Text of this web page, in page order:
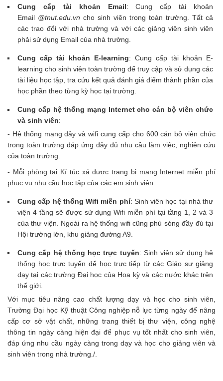
Cung cấp tài khoản Email: Cung cấp tài khoản
Email @tnut.edu.vn cho sinh viên trong toàn trường. Tất cả
các trao đổi với nhà trường và với các giảng viên sinh viên
phải sử dụng Email của nhà trường.
Cung cấp tài khoản E-learning: Cung cấp tài khoản E-
learning cho sinh viên toàn trường để truy cập và sử dụng các
tài liệu học tập, tra cứu kết quả đánh giá điểm thành phần của
học phần theo từng kỳ học tại trường.
Cung cấp hệ thống mạng Internet cho cán bộ viên chức
và sinh viên:
- Hệ thống mạng dây và wifi cung cấp cho 600 cán bộ viên chức
trong toàn trường đáp ứng đây đủ nhu cầu làm việc, nghiên cứu
của toàn trường.
- Mỗi phòng tại Kí túc xá được trang bị mạng Internet miễn phí
phục vụ nhu cầu học tập của các em sinh viên.
Cung cấp hệ thống Wifi miễn phí: Sinh viên học tại nhà thư
viện 4 tầng sẽ được sử dụng Wifi miễn phí tại tầng 1, 2 và 3
của thư viện. Ngoài ra hệ thống wifi cũng phủ sóng đầy đủ tại
Hội trường lớn, khu giảng đường A9.
Cung cấp hệ thống học trực tuyến: Sinh viên sử dụng hệ
thống học trực tuyến để học trực tiếp từ các Giáo sư giảng
dạy tại các trường Đại học của Hoa kỳ và các nước khác trên
thế giới.
Với mục tiêu nâng cao chất lượng dạy và học cho sinh viên,
Trường Đại học Kỹ thuật Công nghiệp nỗ lực từng ngày để nâng
cấp cơ sở vật chất, những trang thiết bị thư viện, công nghệ
thông tin ngày càng hiện đại để phục vụ tốt nhất cho sinh viên,
đáp ứng nhu cầu ngày càng trong dạy và học cho giảng viên và
sinh viên trong nhà trường./.